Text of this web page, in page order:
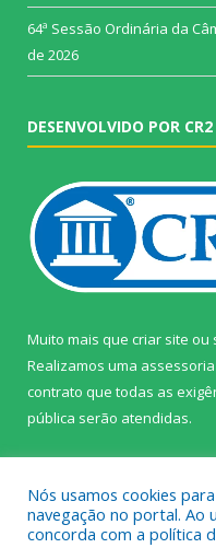
64ª Sessão Ordinária da
de 2026
DESENVOLVIDO POR CR2
Muito mais que criar site ou
Realizamos uma assessoria
contrato que todas as
pública serão atendidas.
Nós usamos cookies
navegação no portal. Ao
concorda com a política